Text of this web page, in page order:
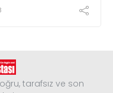
tarafsız ve son